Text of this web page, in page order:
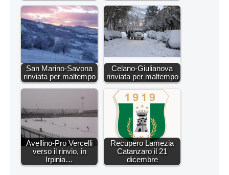
San Marino-Savona
rinviata per maltempo
Celano-Giulianova
rinviata per maltempo
Avellino-Pro Vercelli
verso il rinvio, in
Irpinia…
Recupero Lamezia
Catanzaro il 21
dicembre